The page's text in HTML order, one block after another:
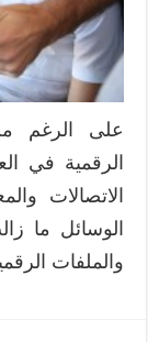
على الرغم
الرقمية في
الاتصالات
الوسائل ما
والملفات